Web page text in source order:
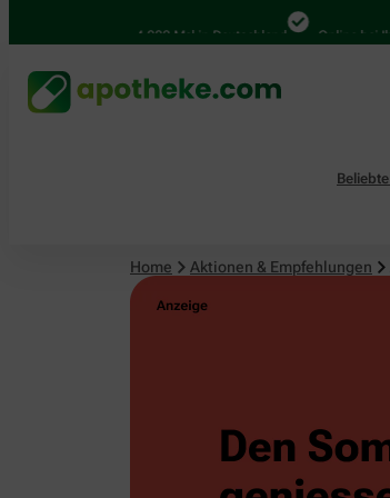
4.000 Mal in Deutschland Online bei Ihrer
Home Aktionen & Empfehlungen